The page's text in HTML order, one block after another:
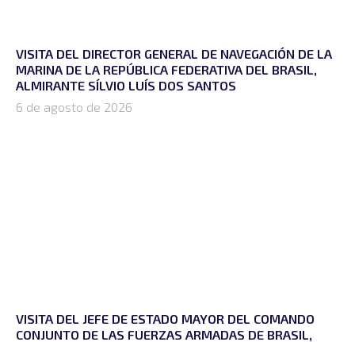
VISITA DEL DIRECTOR GENERAL DE NAVEGACIÓN DE LA
MARINA DE LA REPÚBLICA FEDERATIVA DEL BRASIL,
ALMIRANTE SÍLVIO LUÍS DOS SANTOS
6 de agosto de 2026
VISITA DEL JEFE DE ESTADO MAYOR DEL COMANDO
CONJUNTO DE LAS FUERZAS ARMADAS DE BRASIL,